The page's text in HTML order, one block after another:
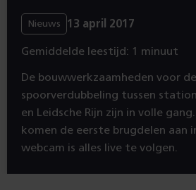
Nieuws 13 april 2017
Gemiddelde leestijd: 1 minuut
De bouwwerkzaamheden voor de
spoorverdubbeling tussen
en Leidsche Rijn zijn in volle
komen de eerste brugdelen aan
webcam is alles live te volgen.